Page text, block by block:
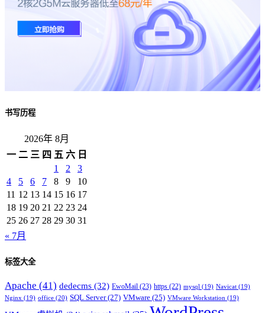
书写历程
2026年 8月
一 二 三 四 五 六 日
1
2
3
4
5 6 7 8 9
10
11 12 13 14 15 16 17
18 19 20 21 22 23 24
25 26 27 28 29 30 31
« 7月
标签大全
Apache (41) dedecms (32) EwoMail (23) https (22) mysql (19) Navicat (19)
Nginx (19) office (20) SQL Server(27) VMware (25) VMware Workstation (19)